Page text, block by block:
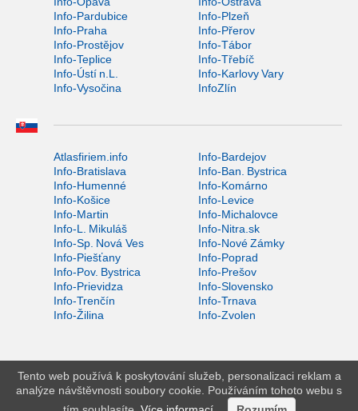
Info-Pardubice
Info-Plzeň
Info-Praha
Info-Přerov
Info-Prostějov
Info-Tábor
Info-Teplice
Info-Třebíč
Info-Ústí n.L.
Info-Karlovy Vary
Info-Vysočina
InfoZlín
Atlasfiriem.info
Info-Bardejov
Info-Bratislava
Info-Ban. Bystrica
Info-Humenné
Info-Komárno
Info-Košice
Info-Levice
Info-Martin
Info-Michalovce
Info-L. Mikuláš
Info-Nitra.sk
Info-Sp. Nová Ves
Info-Nové Zámky
Info-Piešťany
Info-Poprad
Info-Pov. Bystrica
Info-Prešov
Info-Prievidza
Info-Slovensko
Info-Trenčín
Info-Trnava
Info-Žilina
Info-Zvolen
Tento web používá k poskytování služeb, personalizaci reklam a
analýze návštěvnosti soubory cookie. Používáním tohoto webu s